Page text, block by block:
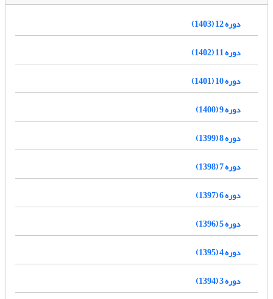
دوره 12 (1403)
دوره 11 (1402)
دوره 10 (1401)
دوره 9 (1400)
دوره 8 (1399)
دوره 7 (1398)
دوره 6 (1397)
دوره 5 (1396)
دوره 4 (1395)
دوره 3 (1394)